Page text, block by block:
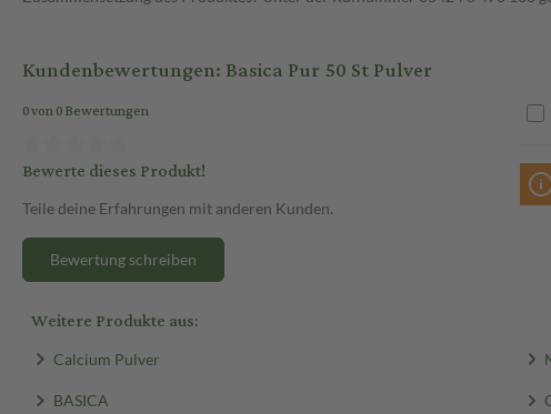
Kundenbewertungen: Basica Pur 50 St Pulver
0 von 0 Bewertungen
Bewerte dieses Produkt!
Teile deine Erfahrungen mit anderen Kunden.
Bewertung schreiben
Weitere Produkte aus:
Calcium Pulver
BASICA